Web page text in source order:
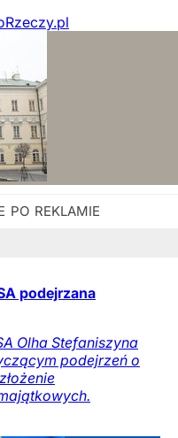
podejrzana
Olha Stefaniszyna
podejrzeń o